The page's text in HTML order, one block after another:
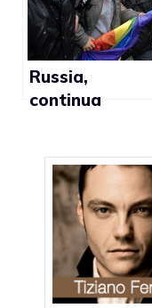
Russia,
continua
politica di Jan
Lantratova